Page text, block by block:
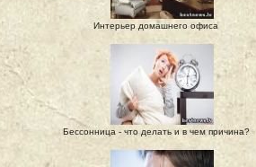
Интерьер домашнего офиса
Бессонница - что делать и в чем причина?